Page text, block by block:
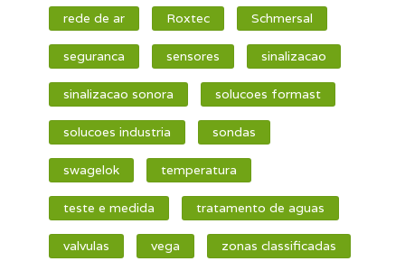
rede de ar Roxtec Schmersal
seguranca sensores sinalizacao
sinalizacao sonora solucoes formast
solucoes industria sondas
swagelok temperatura
teste e medida tratamento de aguas
valvulas vega zonas classificadas